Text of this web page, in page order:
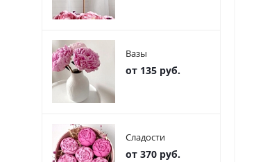
Вазы
от 135 руб.
Сладости
от 370 руб.